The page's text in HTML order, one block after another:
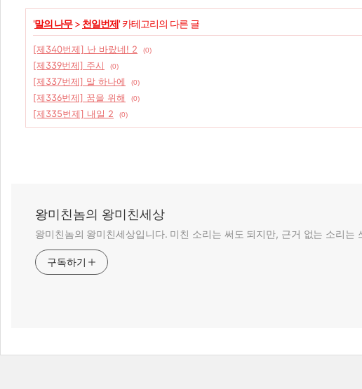
'말의 나무> 천일번제' 카테고리의 다른 글
[제340번제] 난 바랐네! 2 (0)
[제339번제] 주시
(0)
[제337번제] 말 하나에
(0)
[제336번제] 꿈을 위해
(0)
[제335번제] 내일 2
(0)
왕미친놈의 왕미친세상
왕미친놈의 왕미친세상입니다. 미친 소리는 써도 되지만, 근거 없는 소리는
구독하기